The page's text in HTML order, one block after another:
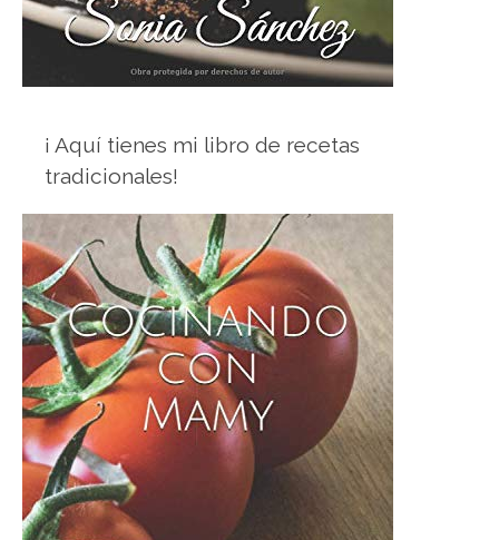
¡ Aquí tienes mi libro de recetas
tradicionales!